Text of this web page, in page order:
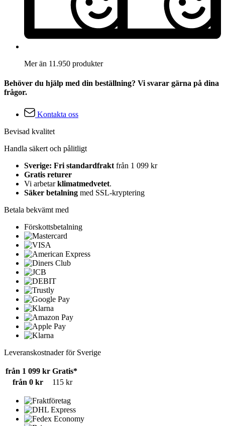
Mer än 11.950 produkter
Behöver du hjälp med din beställning? Vi svarar gärna på dina
frågor.
Kontakta oss
Bevisad kvalitet
Handla säkert och pålitligt
Sverige: Fri standardfrakt från 1 099 kr
Gratis returer
Vi arbetarklimatmedvetet.
Säker betalning med SSL-kryptering
Betala bekvämt med
Förskottsbetalning
Leveranskostnader för Sverige
från 1 099 kr Gratis*
från 0 kr
115 kr